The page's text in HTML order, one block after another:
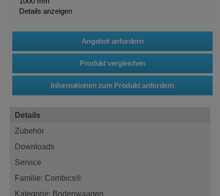
Details anzeigen
Details
Zubehör
Downloads
Service
Familie: Combics®
Kategorie: Bodenwaagen